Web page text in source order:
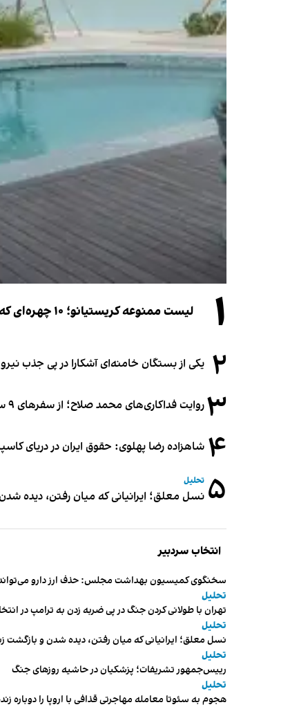
۱ لیست ممنوعه کریستیانو؛ ۱۰ چهره‌ای که در مراسم عروسی رونالدو و جورجینا جایی ندارند
۲ یکی از بستگان خامنه‌ای آشکارا در پی جذب
۳روایت فداکاری‌های محمد صلاح؛ از سفرهای ۹ ساعته تا خوابیدن زیر آسمان قاهره
۴ شاهزاده رضا پهلوی: حقوق ایران در دریای
۵ تحلیل
نسل معلق؛ ایرانیانی که میان رفتن، دیده
انتخاب سردبیر
سخنگوی کمیسیون بهداشت مجلس: حذف ارز دارو می‌تواند ۱۴۰۶ را به «سال کشتار بیماران» تبدیل
تحلیل
تهران با طولانی کردن جنگ در پی ضربه زدن به ترامپ در
تحلیل
نسل معلق؛ ایرانیانی که میان رفتن، دیده شدن و بازگشت
تحلیل
رییس‌جمهور تشریفات؛ پزشکیان در حاشیه روزهای جنگ
تحلیل
هجوم به سئوتا معامله مهاجرتی قذافی با اروپا را دوباره